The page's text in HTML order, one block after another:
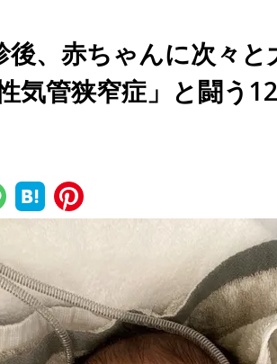
後、赤ちゃんに次々
気管狭窄症」と闘う